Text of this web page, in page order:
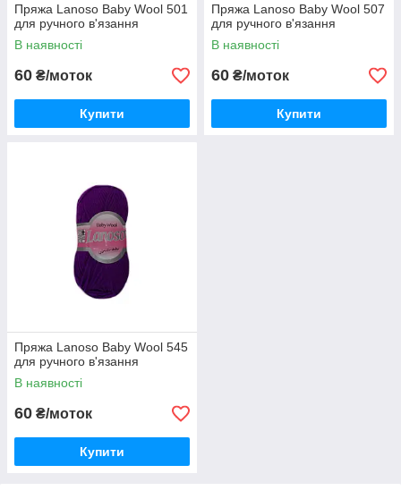
Пряжа Lanoso Baby Wool 501
для ручного в'язання
В наявності
60 ₴/моток
Купити
Пряжа Lanoso Baby Wool 507
для ручного в'язання
В наявності
60 ₴/моток
Купити
Пряжа Lanoso Baby Wool 545
для ручного в'язання
В наявності
60 ₴/моток
Купити